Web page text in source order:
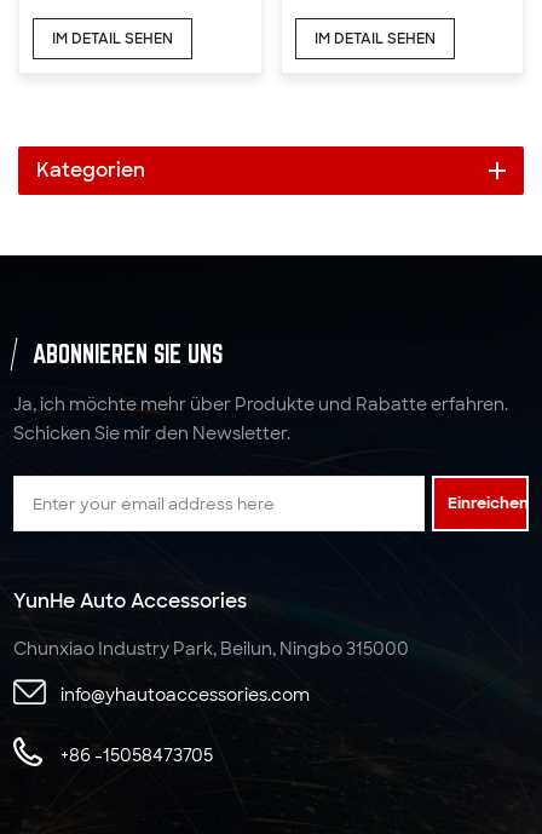
IM DETAIL SEHEN IM DETAIL SEHEN
Kategorien
ABONNIEREN SIE UNS
Ja, ich möchte mehr über Produkte und Rabatte erfahren.
Schicken Sie mir den Newsletter.
Einreichen
YunHe Auto Accessories
Chunxiao Industry Park, Beilun, Ningbo 315000
info@yhautoaccessories.com
+86 -15058473705